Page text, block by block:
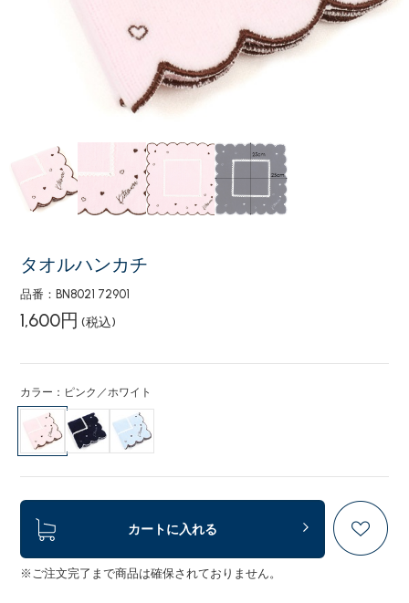
タオルハンカチ
品番：BN8021 72901
1,600円 (税込)
カラー：ピンク／ホワイト
カートに入れる
※ご注文完了まで商品は確保されておりません。